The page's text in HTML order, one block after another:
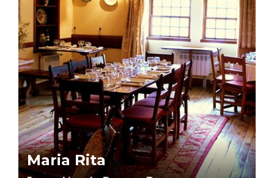
Maria Rita